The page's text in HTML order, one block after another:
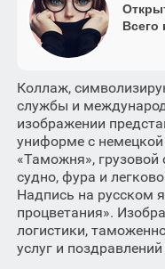
Всего
Коллаж,
службы и
изображении
униформе с
«Таможня», грузовой
судно, фура и
Надпись на русском
процветания».
логистики,
услуг и